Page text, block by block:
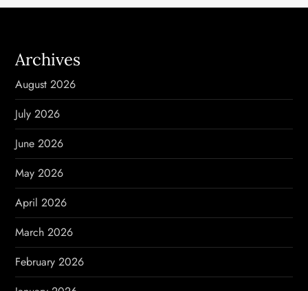
a
v
i
g
a
t
i
o
n
Archives
August 2026
July 2026
June 2026
May 2026
April 2026
March 2026
February 2026